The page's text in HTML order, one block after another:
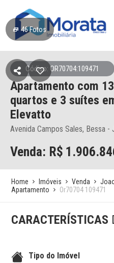
46Fotos
Código: OR70704:109471
Apartamento com
quartos e 3 suítes
Elevatto
Avenida Campos Sales, Bessa -
Venda: R$
Home Imóveis Venda
Apartamento
Or70704 109471
CARACTERÍSTICAS
Tipo do Imóvel